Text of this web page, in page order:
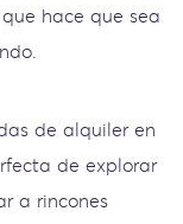
hace que sea
de alquiler en
de explorar
a rincones